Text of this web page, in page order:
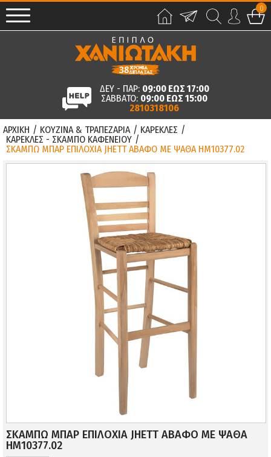
0
ΔΕΥ - ΠΑΡ: 09:00 ΕΩΣ 17:00
ΣΑΒΒΑΤΟ: 09:00 ΕΩΣ 15:00
2810318106
ΑΡΧΙΚΗ / ΚΟΥΖΙΝΑ & ΤΡΑΠΕΖΑΡΙΑ / ΚΑΡΕΚΛΕΣ /
ΚΑΡΕΚΛΕΣ - ΣΚΑΜΠΟ ΚΑΦΕΝΕΙΟΥ /
ΣΚΑΜΠΩ ΜΠΑΡ ΕΠΙΛΟΧΙΑ JHETT ΑΒΑΦΟ ΜΕ ΨΑΘΑ HM10377.02
ΣΚΑΜΠΩ ΜΠΑΡ ΕΠΙΛΟΧΙΑ JHETT ΑΒΑΦΟ ΜΕ ΨΑΘΑ
HM10377.02